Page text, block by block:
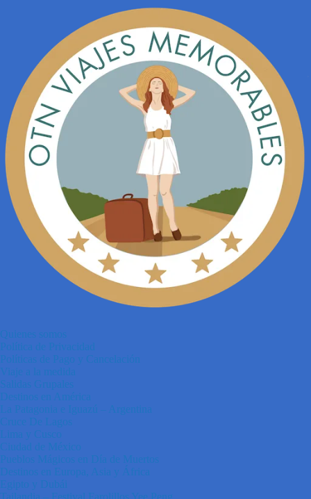
Quienes somos
Política de Privacidad
Políticas de Pago y Cancelación
Viaje a la medida
Salidas Grupales
Destinos en América
La Patagonia e Iguazú – Argentina
Cruce De Lagos
Lima y Cusco
Ciudad de México
Pueblos Mágicos en Día de Muertos
Destinos en Europa, Asia y África
Egipto y Dubái
Tailandia – Festival Farolillos Yee Peng